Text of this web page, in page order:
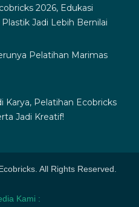
2026, Edukasi
Jadi Lebih Bernilai
Pelatihan Marimas
Karya, Pelatihan Ecobricks
Jadi Kreatif!
All Rights Reserved.
Kami :